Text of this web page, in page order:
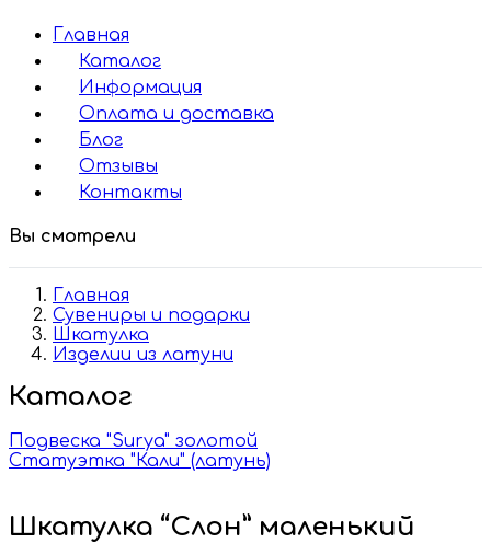
Главная
Каталог
Информация
Оплата и доставка
Блог
Отзывы
Контакты
Вы смотрели
Главная
Сувениры и подарки
Шкатулка
Изделии из латуни
Каталог
Подвеска "Surya" золотой
Статуэтка "Кали" (латунь)
Шкатулка “Слон” маленький